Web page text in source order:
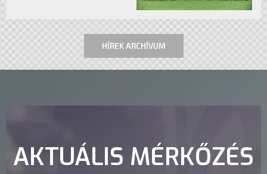
HÍREK ARCHÍVUM
AKTUÁLIS MÉRKŐZÉS